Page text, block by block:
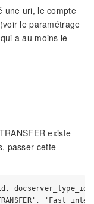
une uri, le compte
le paramétrage
a au moins le
existe
passer cette